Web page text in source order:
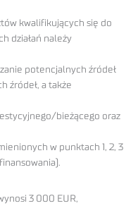
kwalifikujących się do
działań należy
potencjalnych źródeł
źródeł, a także
bieżącego oraz
w punktach 1, 2, 3
3 000 EUR,